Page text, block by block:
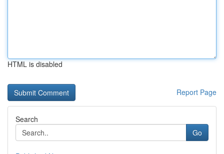
HTML is disabled
Report Page
Search
Go